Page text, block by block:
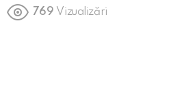
769 Vizualizări